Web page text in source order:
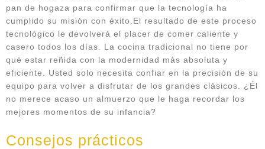
pan de hogaza para confirmar que la tecnología ha
cumplido su misión con éxito.El resultado de este proceso
tecnológico le devolverá el placer de comer caliente y
casero todos los días. La cocina tradicional no tiene por
qué estar reñida con la modernidad más absoluta y
eficiente. Usted solo necesita confiar en la precisión de su
equipo para volver a disfrutar de los grandes clásicos. ¿Él
no merece acaso un almuerzo que le haga recordar los
mejores momentos de su infancia?
Consejos prácticos